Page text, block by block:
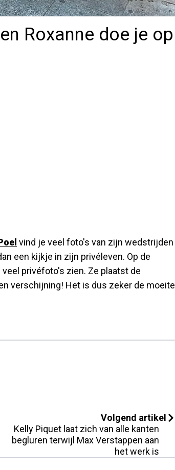
Roxanne doe je op
vind je veel foto's van zijn wedstrijden
een kijkje in zijn privéleven. Op de
privéfoto's zien. Ze plaatst de
verschijning! Het is dus zeker de moeite
Volgend artikel
Kelly Piquet laat zich van alle kanten
begluren terwijl Max Verstappen aan
het werk is